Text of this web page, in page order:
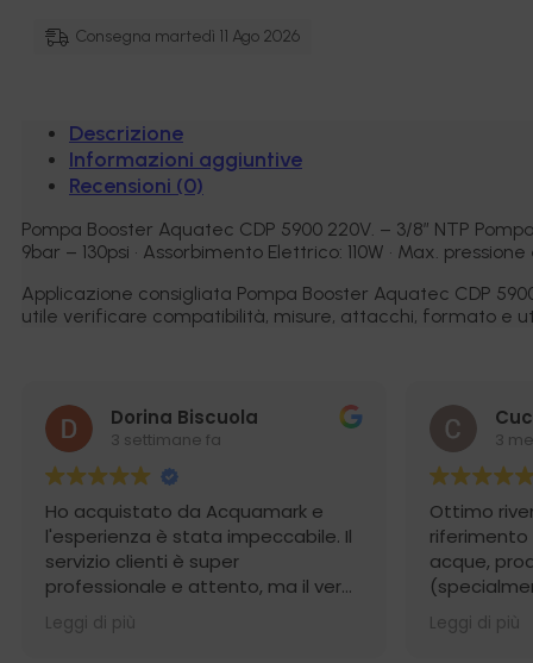
Consegna martedì 11 Ago 2026
Descrizione
Informazioni aggiuntive
Recensioni (0)
Pompa Booster Aquatec CDP 5900 220V. – 3/8″ NTP
9bar – 130psi • Assorbimento Elettrico: 110W • Max.
Applicazione consigliata Pompa Booster Aquatec CDP
utile verificare compatibilità, misure, attacchi, formato e
Dorina Biscuola
3 settimane fa
Ho acquistato da Acquamark e
l'esperienza è stata impeccabile. Il
servizio clienti è super
professionale e attento, ma il vero
punto di forza è stata la
spedizione: incredibilmente rapida
Leggi di più
3
Ottimo
acque,
osmosi) e
Leggi di più